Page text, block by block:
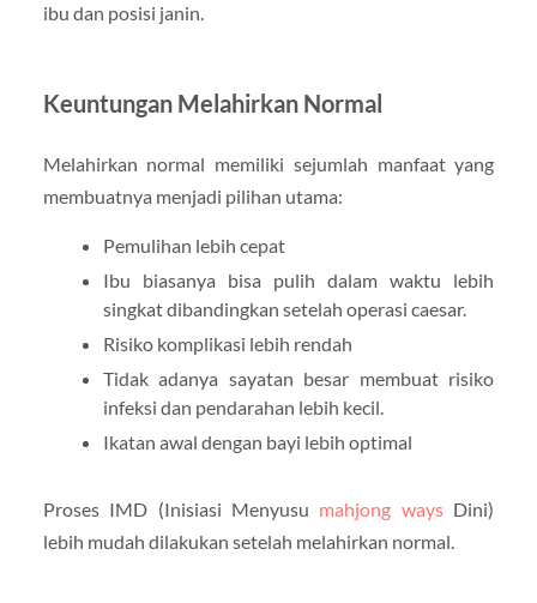
ibu dan posisi janin.
Keuntungan Melahirkan Normal
Melahirkan normal memiliki sejumlah manfaat yang
membuatnya menjadi pilihan utama:
Pemulihan lebih cepat
Ibu biasanya bisa pulih dalam waktu lebih
singkat dibandingkan setelah operasi caesar.
Risiko komplikasi lebih rendah
Tidak adanya sayatan besar membuat risiko
infeksi dan pendarahan lebih kecil.
Ikatan awal dengan bayi lebih optimal
Proses IMD (Inisiasi Menyusu mahjong waysDini)
lebih mudah dilakukan setelah melahirkan normal.